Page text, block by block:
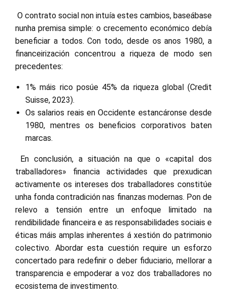
O contrato social non intuía estes cambios, baseábase
nunha premisa simple: o crecemento económico debía
beneficiar a todos. Con todo, desde os anos 1980, a
financeirización concentrou a riqueza de modo sen
precedentes:
1% máis rico posúe 45% da riqueza global (Credit
Suisse, 2023).
Os salarios reais en Occidente estancáronse desde
1980, mentres os beneficios corporativos baten
marcas.
En conclusión, a situación na que o «capital dos
traballadores» financia actividades que prexudican
activamente os intereses dos traballadores constitúe
unha fonda contradición nas finanzas modernas. Pon de
relevo a tensión entre un enfoque limitado na
rendibilidade financeira e as responsabilidades sociais e
éticas máis amplas inherentes á xestión do patrimonio
colectivo. Abordar esta cuestión require un esforzo
concertado para redefinir o deber fiduciario, mellorar a
transparencia e empoderar a voz dos traballadores no
ecosistema de investimento.